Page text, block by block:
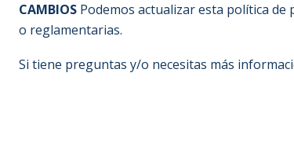
CAMBIOS Podemos actualizar esta política
o reglamentarias.
Si tiene preguntas y/o necesitas más